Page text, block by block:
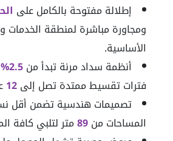
إطلالة مفتوحة بالكامل على
ومجاورة مباشرة لمنطقة الخدمات
الأساسية.
أنظمة سداد مرنة تبدأ من
فترات تقسيط ممتدة تصل إلى12
تصميمات هندسية تضمن أقل
المساحات من89متر لتلبي كافة